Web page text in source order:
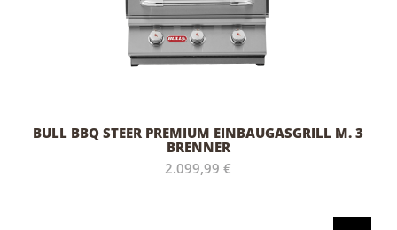
BULL BBQ STEER PREMIUM EINBAUGASGRILL M. 3
BRENNER
2.099,99 €